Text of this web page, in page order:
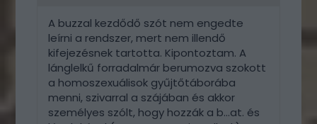
A buzzal kezdődő szót nem engedte
leírni a rendszer, mert nem illendő
kifejezésnek tartotta. Kipontoztam. A
lánglelkű forradalmár berumozva szokott
a homoszexuálisok gyűjtőtáborába
menni, szivarral a szájában és akkor
személyes szólt, hogy hozzák a b...at. és